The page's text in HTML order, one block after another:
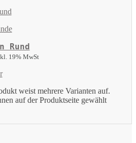
Rund
19% MwSt
weist mehrere Varianten auf.
auf der Produktseite gewählt